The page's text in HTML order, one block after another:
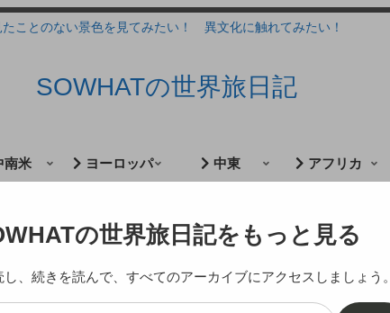
たことのない景色を見てみたい！ 異文化に触れてみたい！
SOWHATの世界旅日記
南米 ヨーロッパ 中東 アフリカ
の世界旅日記をもっと見る
、続きを読んで、すべてのアーカイブにアクセスしましょう。